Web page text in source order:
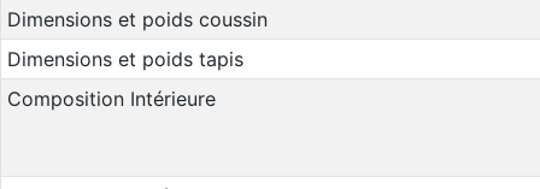
Dimensions et poids coussin
Dimensions et poids tapis
Composition Intérieure